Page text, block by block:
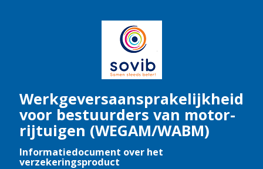
Werk­ge­vers­aan­spra­ke­lijk­heid
voor be­stuur­ders van mo­tor­
rij­tui­gen (WEGAM/WABM)
Informatiedocument over het
verzekeringsproduct